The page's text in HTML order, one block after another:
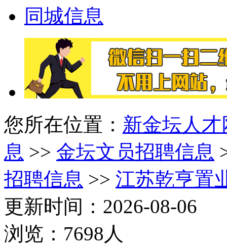
同城信息
您所在位置： 新金坛人才
息 >> 金坛文员招聘信息
招聘信息 >> 江苏乾亨置
更新时间：2026-08-06
浏览：7698人